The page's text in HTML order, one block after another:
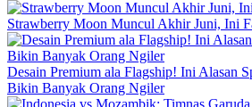
Strawberry Moon Muncul Akhir Juni, Ini
Desain Premium ala Flagship! Ini Alasan
Bikin Banyak Orang Ngiler